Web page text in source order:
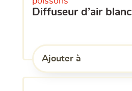
diffuseur d’air blanc
Ajouter à
l'une de mes listes.